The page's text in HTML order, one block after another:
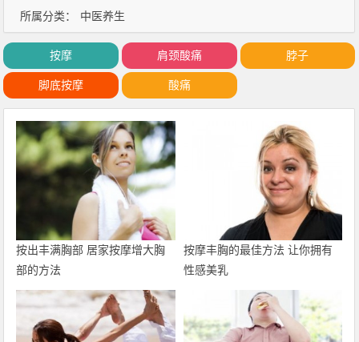
所属分类： 中医养生
按摩 肩颈酸痛 脖子
脚底按摩 酸痛
按出丰满胸部 居家按摩增大胸
部的方法
按摩丰胸的最佳方法 让你拥有
性感美乳